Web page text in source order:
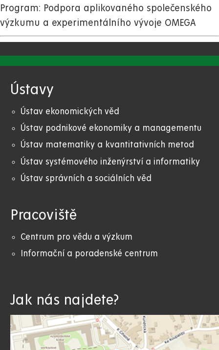
Program: Podpora aplikovaného společenského
výzkumu a experimentálního vývoje OMEGA
Ústavy
Ústav ekonomických věd
Ústav podnikové ekonomiky a managementu
Ústav matematiky a kvantitativních metod
Ústav systémového inženýrství a informatiky
Ústav správních a sociálních věd
Pracoviště
Centrum pro vědu a výzkum
Informační a poradenské centrum
Jak nás najdete?